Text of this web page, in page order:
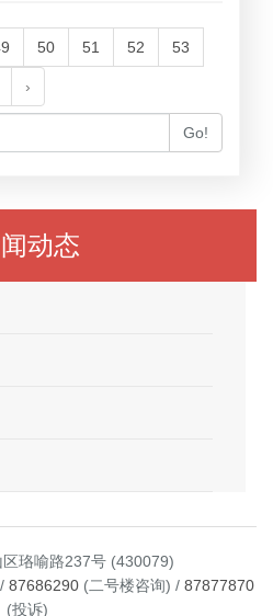
50 51 52 53
›
Go!
动态
珞喻路237号 (430079)
87686290(二号楼咨询) / 87877870
(投诉)